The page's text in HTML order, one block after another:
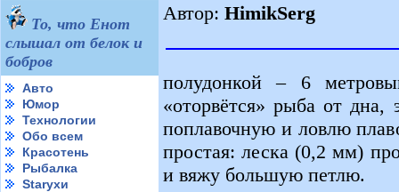
То, что Енот
слышал от белок и
бобров
Авто
Юмор
Технологии
Обо всем
Красотень
Рыбалка
Starухи
Автор: HimikSerg
полудонкой – 6
«оторвётся» рыба от
поплавочную и ловлю
простая: леска (0,2 мм)
и вяжу большую петлю.